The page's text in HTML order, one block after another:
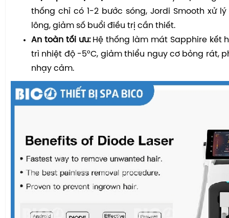
thống chỉ có 1-2 bước sóng, Jordi Smooth xử
lông, giảm số buổi điều trị cần thiết.
An toàn tối ưu:Hệ thống làm mát Sapphire kết
trì nhiệt độ -5°C, giảm thiểu nguy cơ bỏng rát,
nhạy cảm.